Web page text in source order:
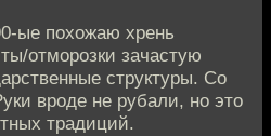
ые похожаю хрень
отморозки зачастую
структуры. Со
вроде не рубали, но это
традиций.